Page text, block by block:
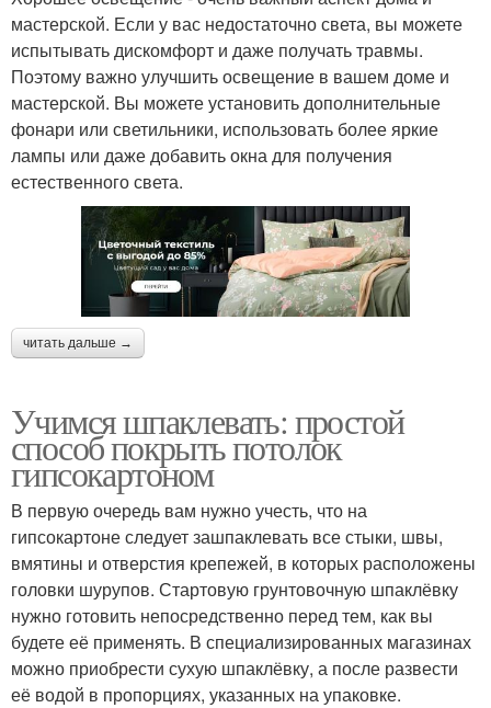
мастерской. Если у вас недостаточно света, вы можете
испытывать дискомфорт и даже получать травмы.
Поэтому важно улучшить освещение в вашем доме и
мастерской. Вы можете установить дополнительные
фонари или светильники, использовать более яркие
лампы или даже добавить окна для получения
естественного света.
читать дальше →
Учимся шпаклевать: простой
способ покрыть потолок
гипсокартоном
В первую очередь вам нужно учесть, что на
гипсокартоне следует зашпаклевать все стыки, швы,
вмятины и отверстия крепежей, в которых расположены
головки шурупов. Стартовую грунтовочную шпаклёвку
нужно готовить непосредственно перед тем, как вы
будете её применять. В специализированных магазинах
можно приобрести сухую шпаклёвку, а после развести
её водой в пропорциях, указанных на упаковке.